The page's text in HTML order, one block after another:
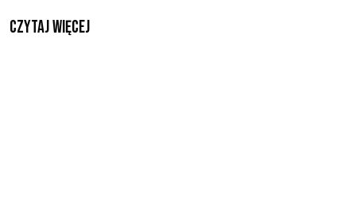
czytaj więcej